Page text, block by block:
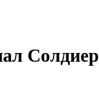
Солдиер